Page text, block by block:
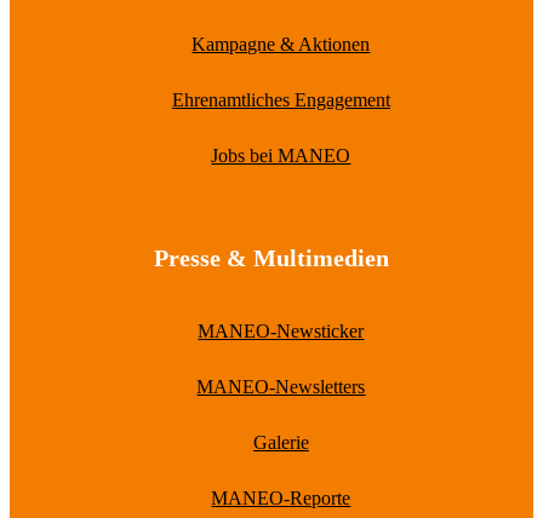
Kampagne & Aktionen
Ehrenamtliches Engagement
Jobs bei MANEO
Presse & Multimedien
MANEO-Newsticker
MANEO-Newsletters
Galerie
MANEO-Reporte